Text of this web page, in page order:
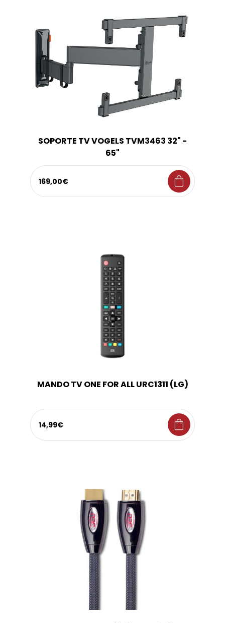
SOPORTE TV VOGELS TVM3463 32" -
65"
169,00€ shopping_bag
MANDO TV ONE FOR ALL URC1311 (LG)
14,99€ shopping_bag